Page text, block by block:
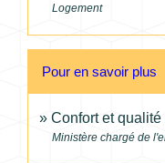
Logement
Pour en savoir plus
Confort et
Ministère chargé de